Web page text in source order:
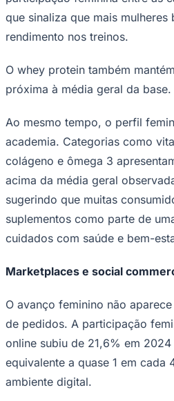
São Paulo
que sinaliza que mais mulheres
rendimento nos treinos.
O whey protein também
próxima à média geral da base.
Ao mesmo tempo, o perfil
academia. Categorias como
colágeno e ômega 3
acima da média geral
sugerindo que muitas
suplementos como parte de
cuidados com saúde e bem-
Marketplaces e social
O avanço feminino não
de pedidos. A participação
online subiu de 21,6% em
equivalente a quase 1 em cada
ambiente digital.